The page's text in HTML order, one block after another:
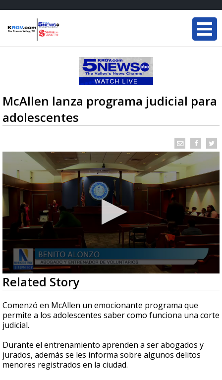
McAllen lanza programa judicial para
adolescentes
0
seconds
of
40
seconds
Related Story
Comenzó en McAllen un emocionante programa que
permite a los adolescentes saber como funciona una corte
judicial.
Durante el entrenamiento aprenden a ser abogados y
jurados, además se les informa sobre algunos delitos
menores registrados en la ciudad.